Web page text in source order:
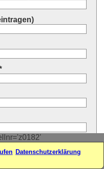
Datenschutzerklärung